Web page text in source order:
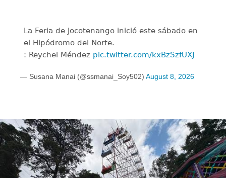
La Feria de Jocotenango inició este sábado en
el Hipódromo del Norte.
: Reychel Méndez pic.twitter.com/kxBzSzfUXJ
— Susana Manai (@ssmanai_Soy502) August 8, 2026